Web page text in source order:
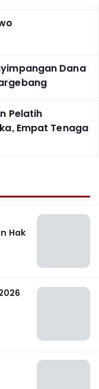
Dana
Pelatih
Empat Tenaga
Hak